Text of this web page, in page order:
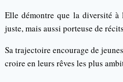
Elle démontre que la diversité à
juste, mais aussi porteuse de
Sa trajectoire encourage de
croire en leurs rêves les plus